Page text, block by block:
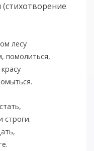
лесу
помолиться,
строги.